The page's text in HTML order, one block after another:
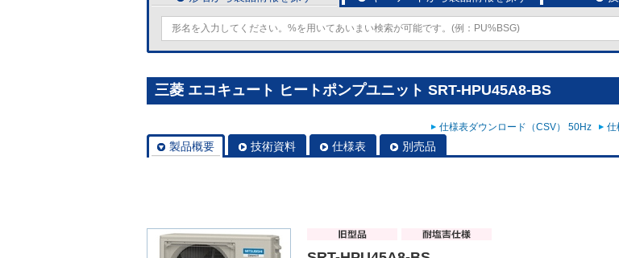
三菱 エコキュート ヒートポンプユニット SRT-HPU45A8-BS
仕様表ダウンロード（CSV） 50Hz 仕
製品概要 技術資料 仕様表 別売品